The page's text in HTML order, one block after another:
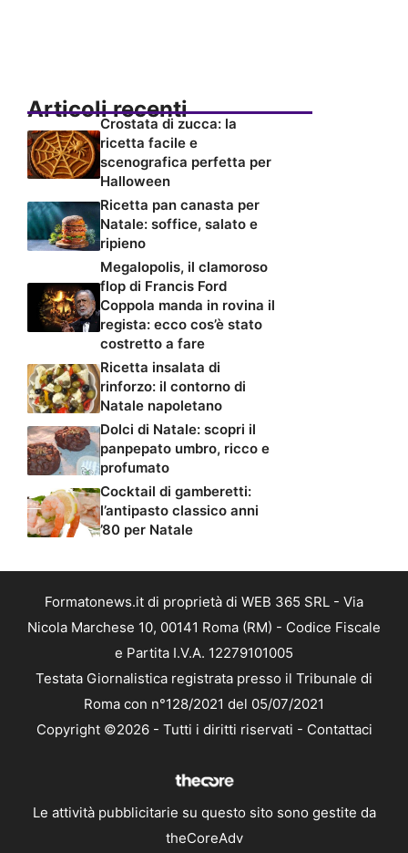
Articoli recenti
Crostata di zucca: la
ricetta facile e
scenografica perfetta per
Halloween
Ricetta pan canasta per
Natale: soffice, salato e
ripieno
Megalopolis, il clamoroso
flop di Francis Ford
Coppola manda in rovina il
regista: ecco cos’è stato
costretto a fare
Ricetta insalata di
rinforzo: il contorno di
Natale napoletano
Dolci di Natale: scopri il
panpepato umbro, ricco e
profumato
Cocktail di gamberetti:
l’antipasto classico anni
’80 per Natale
Formatonews.it di proprietà di WEB 365 SRL - Via
Nicola Marchese 10, 00141 Roma (RM) - Codice Fiscale
e Partita I.V.A. 12279101005
Testata Giornalistica registrata presso il Tribunale di
Roma con n°128/2021 del 05/07/2021
Copyright ©2026 - Tutti i diritti riservati - Contattaci
Le attività pubblicitarie su questo sito sono gestite da
theCoreAdv